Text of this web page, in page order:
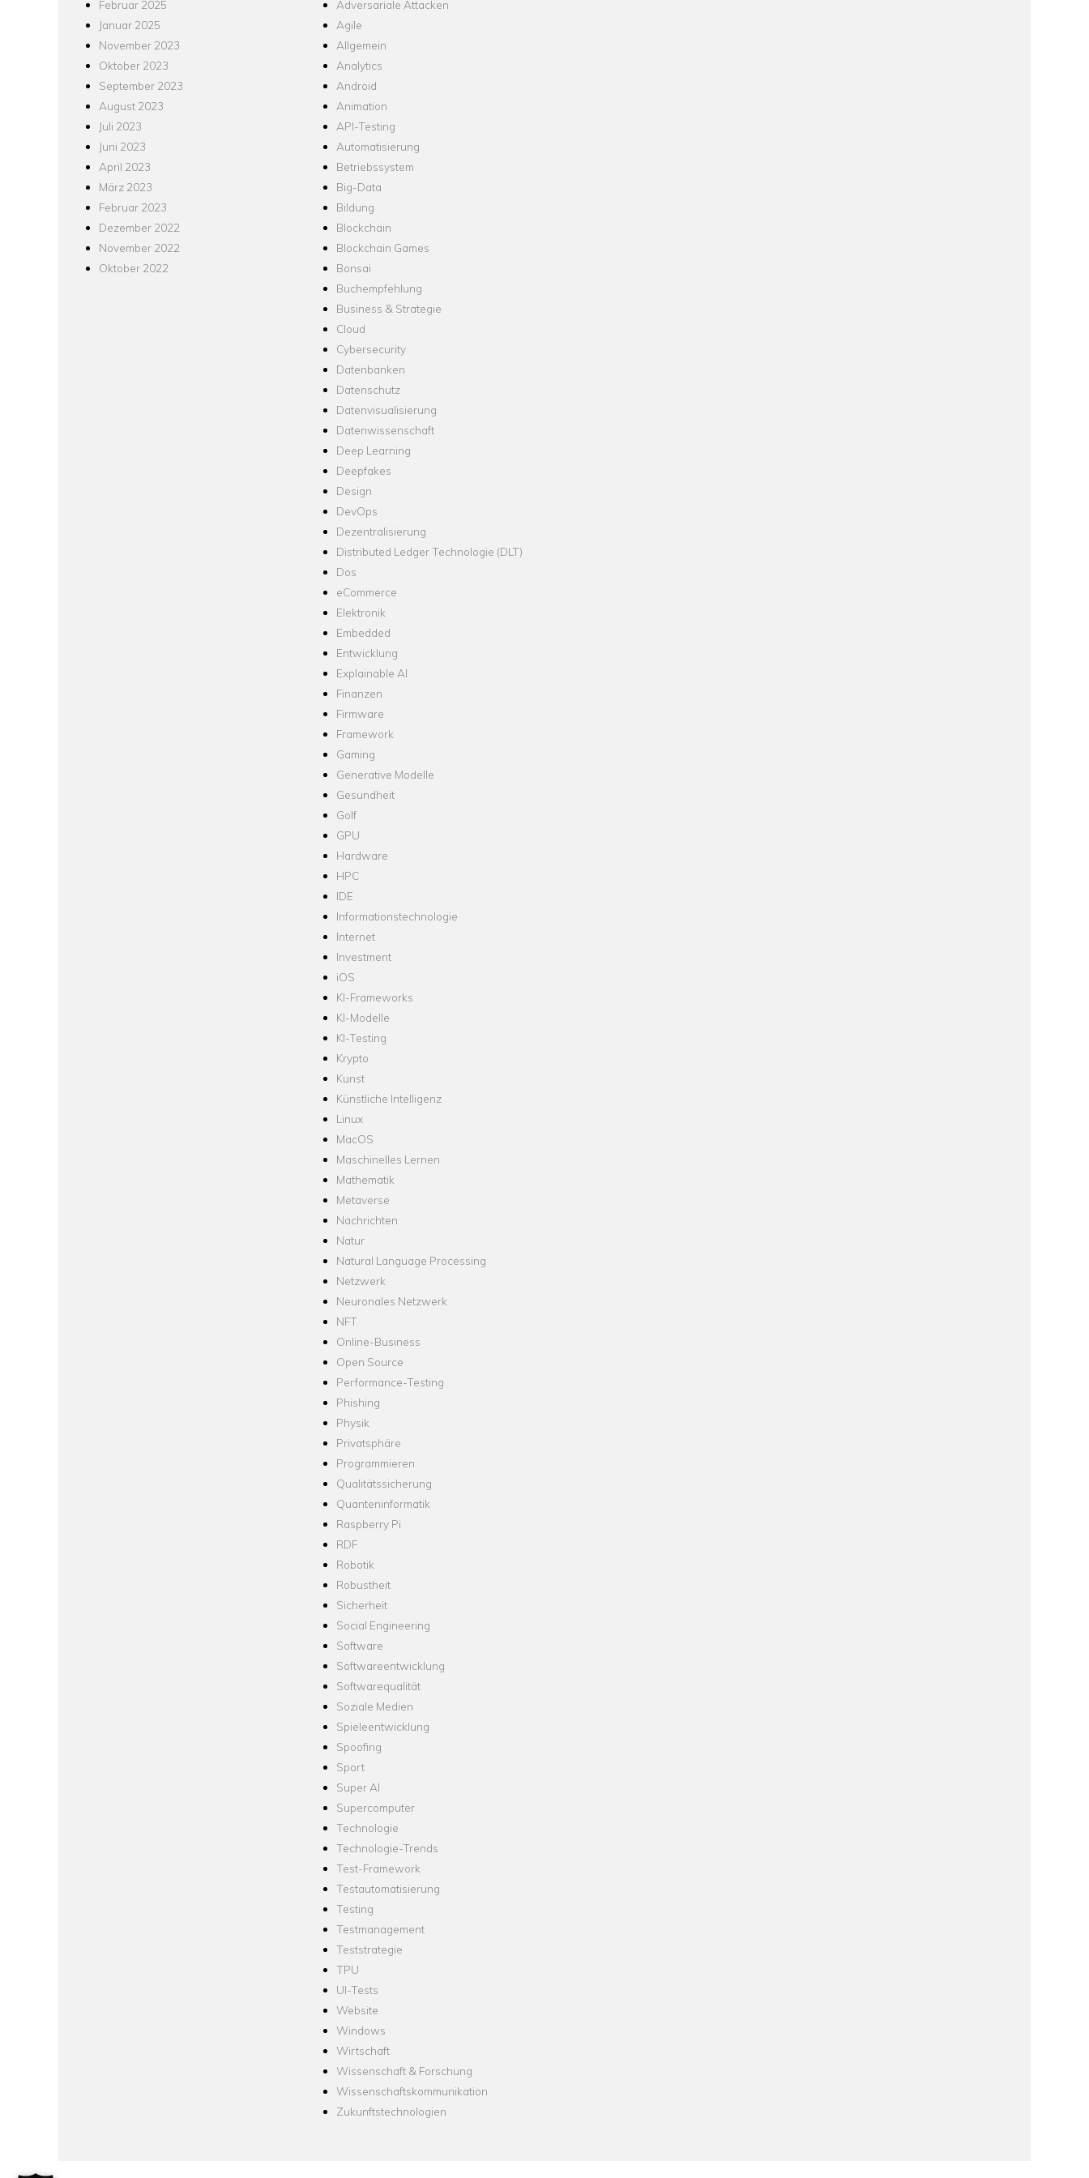
Februar 2025
Januar 2025
November 2023
Oktober 2023
September 2023
August 2023
Juli 2023
Juni 2023
April 2023
März 2023
Februar 2023
Dezember 2022
November 2022
Oktober 2022
Adversariale Attacken
Agile
Allgemein
Analytics
Android
Animation
API-Testing
Automatisierung
Betriebssystem
Big-Data
Bildung
Blockchain
Blockchain Games
Bonsai
Buchempfehlung
Business & Strategie
Cloud
Cybersecurity
Datenbanken
Datenschutz
Datenvisualisierung
Datenwissenschaft
Deep Learning
Deepfakes
Design
DevOps
Dezentralisierung
Distributed Ledger Technologie (DLT)
Dos
eCommerce
Elektronik
Embedded
Entwicklung
Explainable AI
Finanzen
Firmware
Framework
Gaming
Generative Modelle
Gesundheit
Golf
GPU
Hardware
HPC
IDE
Informationstechnologie
Internet
Investment
iOS
KI-Frameworks
KI-Modelle
KI-Testing
Krypto
Kunst
Künstliche Intelligenz
Linux
MacOS
Maschinelles Lernen
Mathematik
Metaverse
Nachrichten
Natur
Natural Language Processing
Netzwerk
Neuronales Netzwerk
NFT
Online-Business
Open Source
Performance-Testing
Phishing
Physik
Privatsphäre
Programmieren
Qualitätssicherung
Quanteninformatik
Raspberry Pi
RDF
Robotik
Robustheit
Sicherheit
Social Engineering
Software
Softwareentwicklung
Softwarequalität
Soziale Medien
Spieleentwicklung
Spoofing
Sport
Super AI
Supercomputer
Technologie
Technologie-Trends
Test-Framework
Testautomatisierung
Testing
Testmanagement
Teststrategie
TPU
UI-Tests
Website
Windows
Wirtschaft
Wissenschaft & Forschung
Wissenschaftskommunikation
Zukunftstechnologien